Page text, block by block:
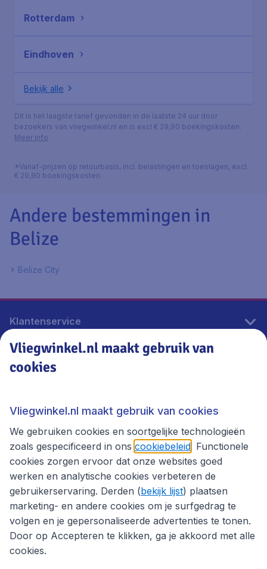
Rotterdam
Eindhoven
Bekijk alle
Dit is het laagste tarief gevonden in de laatste 24 uur door
bezoekers van vliegwinkel.nl en is excl € 29,90 boekingskosten.
Meer info
*Vanaf-prijzen op retourbasis, incl. belastingen en toeslagen, excl.
€ 29,90 boekingskosten.
Andere bestemmingen in
Belize
Belize City
Klantenservice
Vliegwinkel.nl
Thema's
Vliegwinkel.nl maakt gebruik van
cookies
Vliegwinkel.nl maakt gebruik van cookies
We gebruiken cookies en soortgelijke technologieën
zoals gespecificeerd in ons cookiebeleid . Functionele
cookies zorgen ervoor dat onze websites goed
werken en analytische cookies verbeteren de
gebruikerservaring. Derden (bekijk lijst) plaatsen
marketing- en andere cookies om je surfgedrag te
volgen en je gepersonaliseerde advertenties te tonen.
Door op Accepteren te klikken, ga je akkoord met alle
cookies.